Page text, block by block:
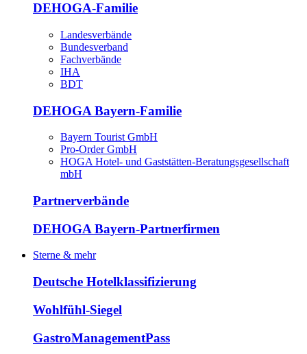
DEHOGA-Familie
Landesverbände
Bundesverband
Fachverbände
IHA
BDT
DEHOGA Bayern-Familie
Bayern Tourist GmbH
Pro-Order GmbH
HOGA Hotel- und Gaststätten-Beratungsgesellschaft
mbH
Partnerverbände
DEHOGA Bayern-Partnerfirmen
Sterne & mehr
Deutsche Hotelklassifizierung
Wohlfühl-Siegel
GastroManagementPass